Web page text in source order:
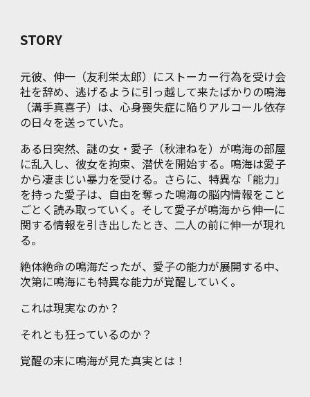
STORY
元彼、伸一（友利栄太郎）にストーカー行為を受け会
社を辞め、逃げるように引っ越して来たばかりの鳴海
（溝手真喜子）は、心身喪失症に陥りアルコール依存
の日々を送っていた。
ある日突然、謎の女・愛子（秋津ねを）が鳴海の部屋
に乱入し、彼女を拘束、潜伏を開始する。鳴海は愛子
から凄まじい暴力を受ける。さらに、特異な「能力」
を持った愛子は、自由を奪った鳴海の脳内情報をこと
ごとく読み取っていく。そして愛子が鳴海から伸一に
関する情報を引き出したとき、二人の前に伸一が現れ
る。
絶体絶命の鳴海だったが、愛子の能力が展開する中、
次第に鳴海にも特異な能力が覚醒していく。
これは現実なのか？
それとも狂っているのか？
覚醒の末に鳴海が見た真実とは！